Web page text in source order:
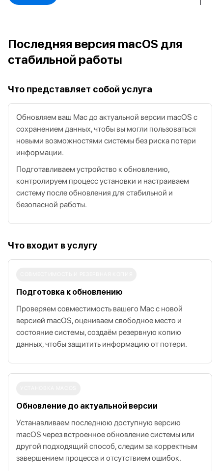
Последняя версия macOS для
стабильной работы
Что представляет собой услуга
Обновляем ваш Mac до актуальной версии macOS с
сохранением данных, чтобы вы могли пользоваться
новыми возможностями системы без риска потери
информации.
Подготавливаем устройство к обновлению,
контролируем процесс установки и настраиваем
систему после обновления для стабильной и
безопасной работы.
Что входит в услугу
Подготовка к обновлению
Проверяем совместимость вашего Mac с новой
версией macOS, оцениваем свободное место и
состояние системы, создаём резервную копию
данных, чтобы защитить информацию от потери.
Обновление до актуальной версии
Устанавливаем последнюю доступную версию
macOS через встроенное обновление системы или
другой подходящий способ, следим за корректным
завершением процесса и отсутствием ошибок.